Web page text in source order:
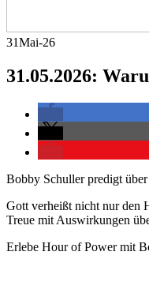
31Mai-26
31.05.2026:
Bobby Schuller predigt
Gott verheißt nicht nur den
Treue mit Auswirkungen
Erlebe Hour of Power mit